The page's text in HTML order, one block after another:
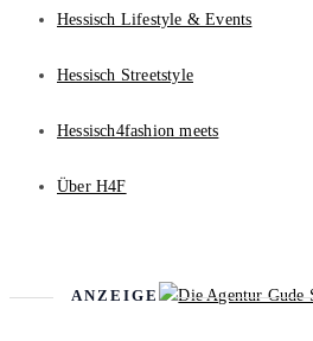
Hessisch Lifestyle & Events
Hessisch Streetstyle
Hessisch4fashion meets
Über H4F
ANZEIGE